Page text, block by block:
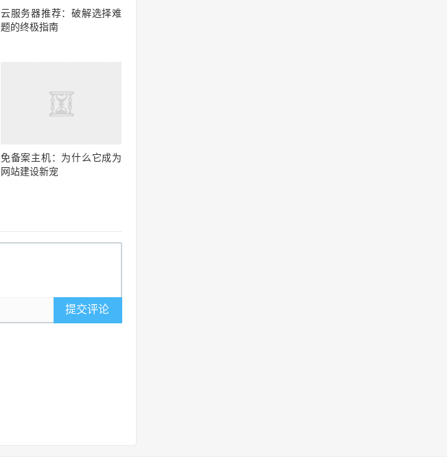
云服务器推荐：破解选择难
题的终极指南
免备案主机：为什么它成为
网站建设新宠
提交评论